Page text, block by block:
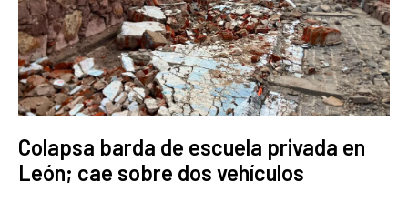
Colapsa barda de escuela privada en
León; cae sobre dos vehículos